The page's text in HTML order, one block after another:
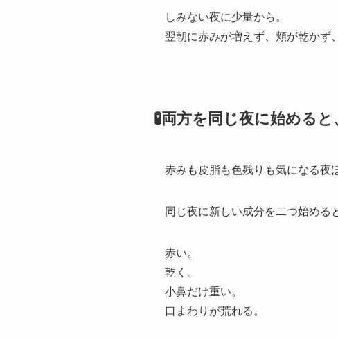
しみない夜に少量から。
翌朝に赤みが増えず、頬が乾かず
🧪両方を同じ夜に始める
赤みも皮脂も色残りも気になる夜
同じ夜に新しい成分を二つ始める
赤い。
乾く。
小鼻だけ重い。
口まわりが荒れる。